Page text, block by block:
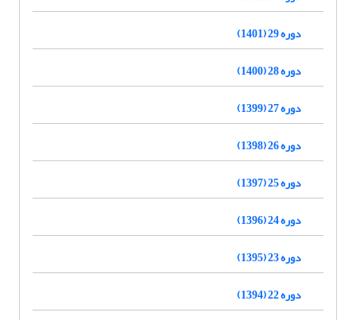
دوره 29 (1401)
دوره 28 (1400)
دوره 27 (1399)
دوره 26 (1398)
دوره 25 (1397)
دوره 24 (1396)
دوره 23 (1395)
دوره 22 (1394)